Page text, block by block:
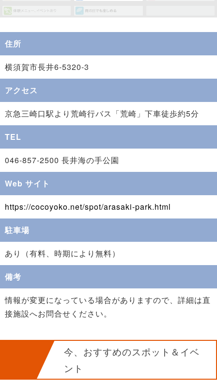
住所
横須賀市長井6-5320-3
アクセス
京急三崎口駅より荒崎行バス「荒崎」下車徒歩約5分
TEL
046-857-2500 長井海の手公園
Web サイト
https://cocoyoko.net/spot/arasaki-park.html
駐車場
あり（有料、時期により無料）
備考
情報が変更になっている場合がありますので、詳細は直
接施設へお問合せください。
今、おすすめのスポット＆イベ
ント